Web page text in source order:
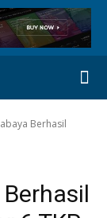
Berhasil